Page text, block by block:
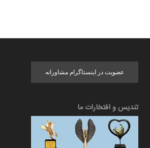
عضویت در اینستاگرام مشاورانه
تندیس و افتخارات ما